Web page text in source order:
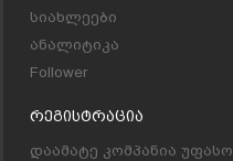
სიახლეები
ანალიტიკა
Follower
Რეგისტრაცია
დაამატე კომპანია